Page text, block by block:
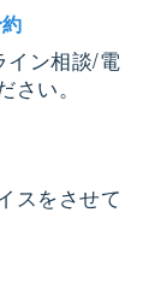
イン相談/電
い。
スをさせて